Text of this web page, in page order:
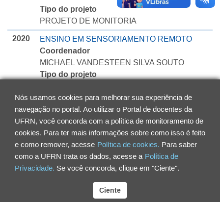
Nós usamos cookies para melhorar sua experiência de
navegação no portal. Ao utilizar o Portal de docentes da
UFRN, você concorda com a política de monitoramento de
cookies. Para ter mais informações sobre como isso é feito
e como remover, acesse Política de cookies. Para saber
como a UFRN trata os dados, acesse a Política de
Privacidade. Se você concorda, clique em "Ciente".
Ciente
Tipo do projeto
PROJETO DE MONITORIA
2020
ENSINO EM SENSORIAMENTO REMOTO
Coordenador
MICHAEL VANDESTEEN SILVA SOUTO
Tipo do projeto
Universidade Federal do Rio Grande do Norte